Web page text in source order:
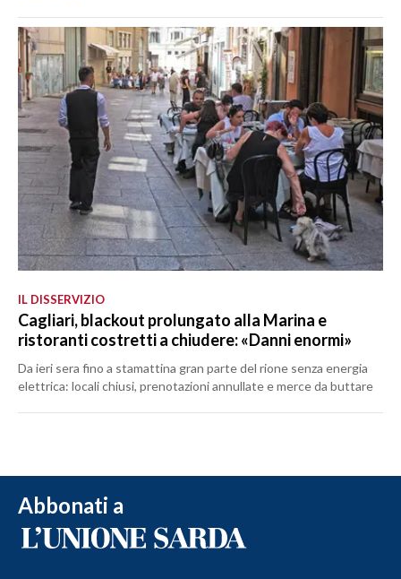
IL DISSERVIZIO
Cagliari, blackout prolungato alla Marina e
ristoranti costretti a chiudere: «Danni enormi»
Da ieri sera fino a stamattina gran parte del rione senza energia
elettrica: locali chiusi, prenotazioni annullate e merce da buttare
Abbonati a